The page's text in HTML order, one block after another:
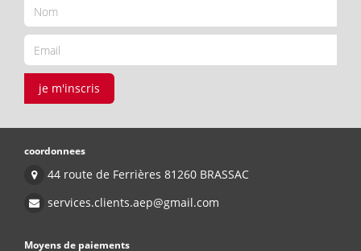
je m'inscris
coordonnees
44 route de Ferrières 81260 BRASSAC
services.clients.aep@gmail.com
Moyens de paiements